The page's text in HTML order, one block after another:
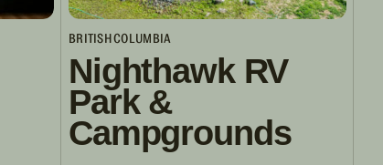
BRITISH COLUMBIA
Nighthawk RV
Park &
Campgrounds